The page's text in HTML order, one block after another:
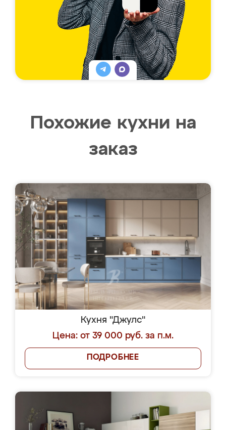
Похожие кухни на
заказ
Кухня "Джулс"
Цена: от 39 000 руб. за п.м.
ПОДРОБНЕЕ